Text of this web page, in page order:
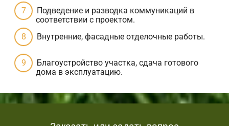
Подведение и разводка коммуникаций в
соответствии с проектом.
Внутренние, фасадные отделочные работы.
Благоустройство участка, сдача готового
дома в эксплуатацию.